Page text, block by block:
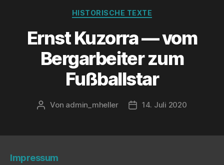
Kategorien
HISTORISCHE TEXTE
Ernst Kuz­or­ra — vom
Berg­ar­bei­ter zum
Fußballstar
Beitragsautor
Von admin_mheller Veröffentlichungsdatum
14. Juli 2020
Impres­sum